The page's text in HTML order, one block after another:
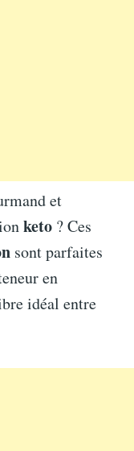
et
keto ? Ces
sont parfaites
en
idéal entre